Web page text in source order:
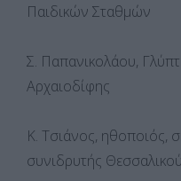
Παιδικών Σταθμών
Σ. Παπανικολάου,
Αρχαιοδίφης
Κ. Τσιάνος, ηθοποιός,
συνιδρυτής